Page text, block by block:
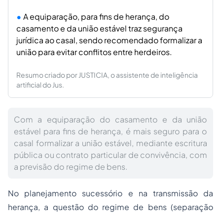
A equiparação, para fins de herança, do
casamento e da união estável traz segurança
jurídica ao casal, sendo recomendado formalizar a
união para evitar conflitos entre herdeiros.
Resumo criado por JUSTICIA, o assistente de inteligência
artificial do Jus.
Com a equiparação do casamento e da união
estável para fins de herança, é mais seguro para o
casal formalizar a união estável, mediante escritura
pública ou contrato particular de convivência, com
a previsão do regime de bens.
No planejamento sucessório e na transmissão da
herança, a questão do regime de bens (separação